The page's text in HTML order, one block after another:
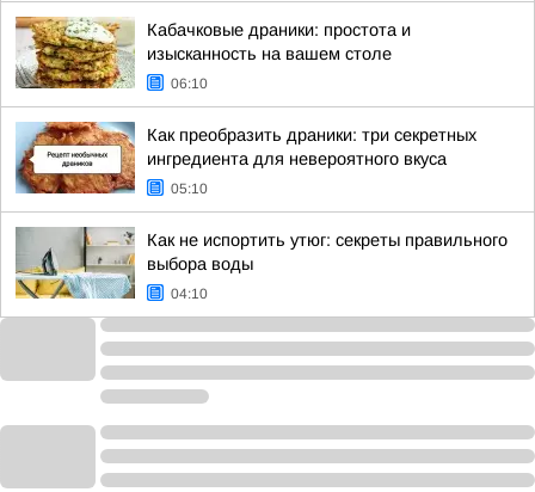
Кабачковые драники: простота и
изысканность на вашем столе
06:10
Как преобразить драники: три секретных
ингредиента для невероятного вкуса
05:10
Как не испортить утюг: секреты правильного
выбора воды
04:10